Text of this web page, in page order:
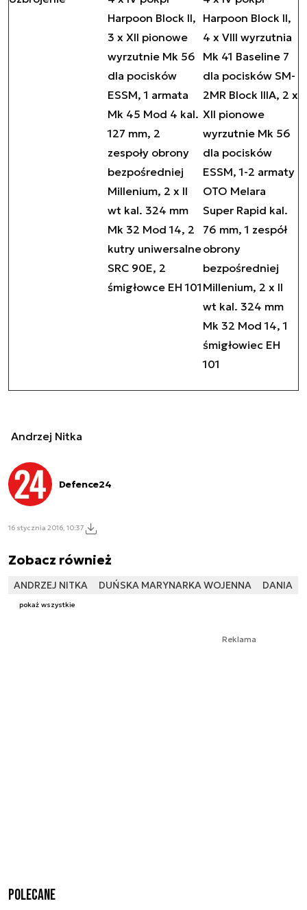
Harpoon Block II,
3 x XII pionowe
wyrzutnie Mk 56
dla pocisków
ESSM, 1 armata
Mk 45 Mod 4 kal.
127 mm, 2
zespoły obrony
bezpośredniej
Millenium, 2 x II
wt kal. 324 mm
Mk 32 Mod 14, 2
kutry uniwersalne
SRC 90E, 2
śmigłowce EH 101
Harpoon Block II,
4 x VIII wyrzutnia
Mk 41 Baseline 7
dla pocisków SM-
2MR Block IIIA, 2 x
XII pionowe
wyrzutnie Mk 56
dla pocisków
ESSM, 1-2 armaty
OTO Melara
Super Rapid kal.
76 mm, 1 zespół
obrony
bezpośredniej
Millenium, 2 x II
wt kal. 324 mm
Mk 32 Mod 14, 1
śmigłowiec EH
101
Andrzej Nitka
Defence24
16 stycznia 2016, 10:37
Zobacz również
ANDRZEJ NITKA DUŃSKA MARYNARKA WOJENNA DANIA
pokaż wszystkie
Reklama
Polecane